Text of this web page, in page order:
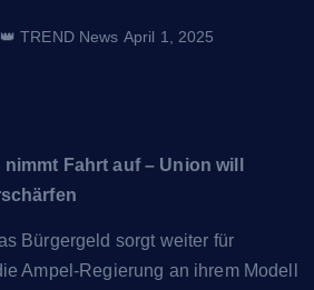
👑 TREND News April 1, 2025
Fahrt auf – Union will
Bürgergeld sorgt weiter für
Ampel-Regierung an ihrem Modell